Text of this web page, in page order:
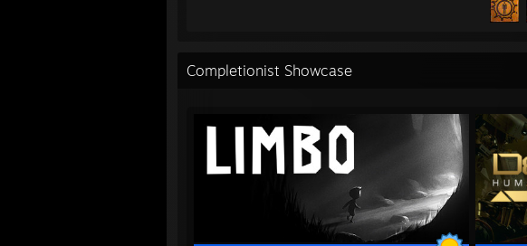
Completionist Showcase